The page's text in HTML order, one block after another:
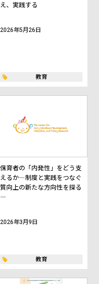
え、実践する
2026年5月26日
教育
保育者の「内発性」をどう支
えるか―制度と実践をつなぐ
質向上の新たな方向性を探る
―
2026年3月9日
教育